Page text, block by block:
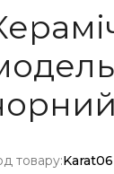
товару:Karat06